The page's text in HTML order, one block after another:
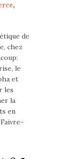
,
de
chez
le
et
les
la
en